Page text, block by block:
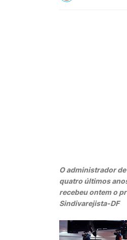
O administrador
quatro últimos
recebeu ontem o
Sindivarejista-DF